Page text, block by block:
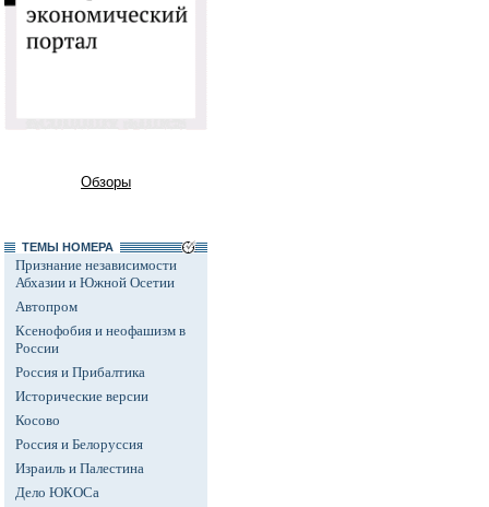
Обзоры
ТЕМЫ НОМЕРА
Признание независимости
Абхазии и Южной Осетии
Автопром
Ксенофобия и неофашизм в
России
Россия и Прибалтика
Исторические версии
Косово
Россия и Белоруссия
Израиль и Палестина
Дело ЮКОСа